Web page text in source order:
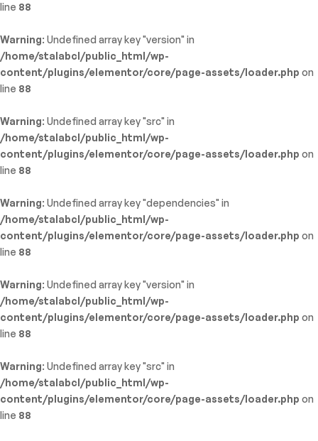
line 88
Warning: Undefined array key "version" in
/home/stalabcl/public_html/wp-
content/plugins/elementor/core/page-assets/loader.php on
line 88
Warning: Undefined array key "src" in
/home/stalabcl/public_html/wp-
content/plugins/elementor/core/page-assets/loader.php on
line 88
Warning: Undefined array key "dependencies" in
/home/stalabcl/public_html/wp-
content/plugins/elementor/core/page-assets/loader.php on
line 88
Warning: Undefined array key "version" in
/home/stalabcl/public_html/wp-
content/plugins/elementor/core/page-assets/loader.php on
line 88
Warning: Undefined array key "src" in
/home/stalabcl/public_html/wp-
content/plugins/elementor/core/page-assets/loader.php on
line 88